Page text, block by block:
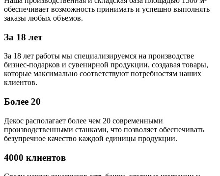
обеспечивает возможность принимать и успешно выполнять
заказы любых объемов.
За 18 лет
За 18 лет работы мы специализируемся на производстве
бизнес-подарков и сувенирной продукции, создавая товары,
которые максимально соответствуют потребностям наших
клиентов.
Более 20
Декос располагает более чем 20 современными
производственными станками, что позволяет обеспечивать
безупречное качество каждой единицы продукции.
4000 клиентов